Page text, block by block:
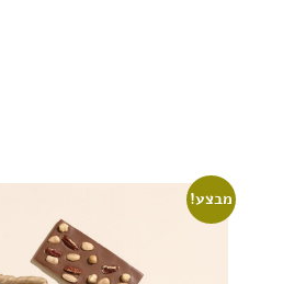
מבצע!